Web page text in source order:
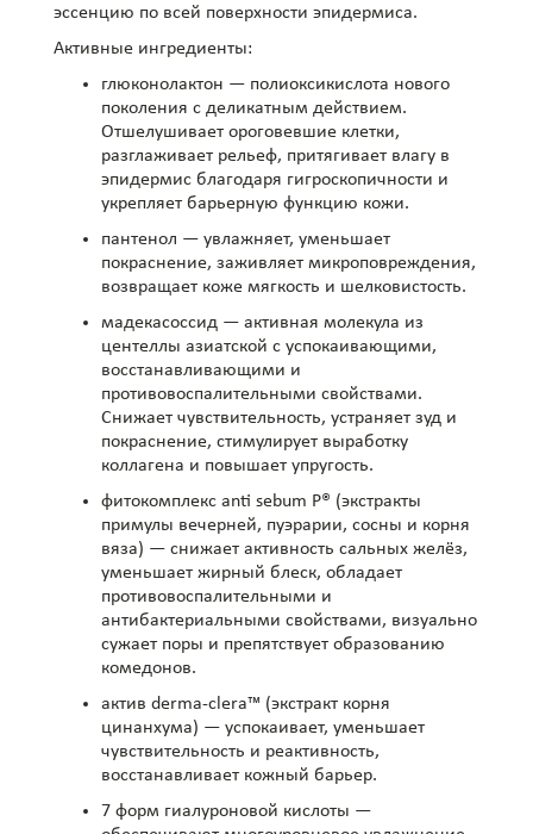
эссенцию по всей поверхности эпидермиса.
Активные ингредиенты:
глюконолактон — полиоксикислота нового
поколения с деликатным действием.
Отшелушивает ороговевшие клетки,
разглаживает рельеф, притягивает влагу в
эпидермис благодаря гигроскопичности и
укрепляет барьерную функцию кожи.
пантенол — увлажняет, уменьшает
покраснение, заживляет микроповреждения,
возвращает коже мягкость и шелковистость.
мадекасоссид — активная молекула из
центеллы азиатской с успокаивающими,
восстанавливающими и
противовоспалительными свойствами.
Снижает чувствительность, устраняет зуд и
покраснение, стимулирует выработку
коллагена и повышает упругость.
фитокомплекс anti sebum P® (экстракты
примулы вечерней, пуэрарии, сосны и корня
вяза) — снижает активность сальных желёз,
уменьшает жирный блеск, обладает
противовоспалительными и
антибактериальными свойствами, визуально
сужает поры и препятствует образованию
комедонов.
актив derma-clera™ (экстракт корня
цинанхума) — успокаивает, уменьшает
чувствительность и реактивность,
восстанавливает кожный барьер.
7 форм гиалуроновой кислоты —